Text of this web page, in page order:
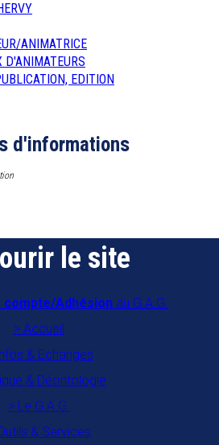
ANIMATRICE
D'ANIMATEURS
EDITION
d'informations
le site
compte/Adhésion au G.A.G.
Accueil
& Echanges
& Déontologie
Le G.A.G.
& Services